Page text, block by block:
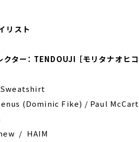
リスト
ター： TENDOUJI ［モリタナオヒコ
(Dominic Fike) / Paul
/ HAIM